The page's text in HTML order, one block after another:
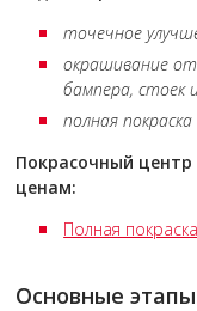
точечное
окрашивание
бампера, стоек
полная
Покрасочный центр
ценам:
Полная покраска
Основные